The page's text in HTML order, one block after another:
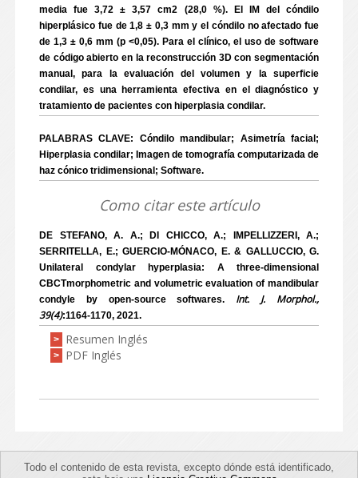
media fue 3,72 ± 3,57 cm2 (28,0 %). El IM del cóndilo
hiperplásico fue de 1,8 ± 0,3 mm y el cóndilo no afectado fue
de 1,3 ± 0,6 mm (p <0,05). Para el clínico, el uso de software
de código abierto en la reconstrucción 3D con segmentación
manual, para la evaluación del volumen y la superficie
condilar, es una herramienta efectiva en el diagnóstico y
tratamiento de pacientes con hiperplasia condilar.
PALABRAS CLAVE: Cóndilo mandibular; Asimetría facial;
Hiperplasia condilar; Imagen de tomografía computarizada de
haz cónico tridimensional; Software.
Como citar este artículo
DE STEFANO, A. A.; DI CHICCO, A.; IMPELLIZZERI, A.;
SERRITELLA, E.; GUERCIO-MÓNACO, E. & GALLUCCIO, G.
Unilateral condylar hyperplasia: A three-dimensional
CBCTmorphometric and volumetric evaluation of mandibular
condyle by open-source softwares. Int. J. Morphol.,
39(4):1164-1170, 2021.
> Resumen Inglés
> PDF Inglés
Todo el contenido de esta revista, excepto dónde está identificado,